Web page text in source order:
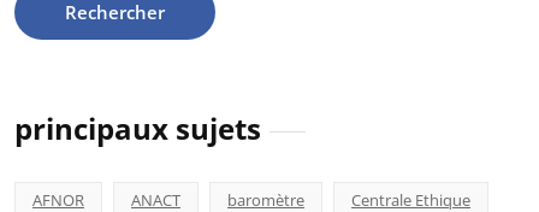
principaux sujets
AFNOR ANACT baromètre Centrale Ethique